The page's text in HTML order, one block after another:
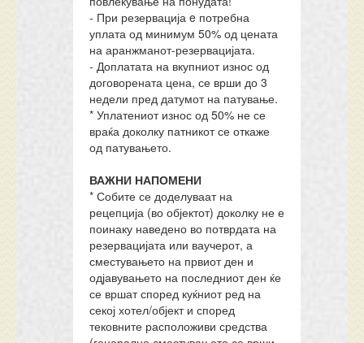
- При резервација e потребна
уплата од минимум 50% од цената
на аранжманот-резервацијата.
- Доплатата на вкупниот износ од
договорената цена, се врши до 3
недели пред датумот на патување.
* Уплатениот износ од 50% не се
враќа доколку патникот се откаже
од патувањето.
ВАЖНИ НАПОМЕНИ
* Собите се доделуваат на
рецепција (во објектот) доколку не е
поинаку наведено во потврдата на
резервацијата или ваучерот, а
сместувањето на првиот ден и
одјавувањето на последниот ден ќе
се вршат според куќниот ред на
секој хотел/објект и според
тековните расположиви средства